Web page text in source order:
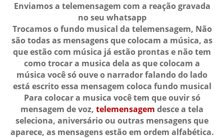
Enviamos a telemensagem com a reação gravada
no seu whatsapp
Trocamos o fundo musical da telemensagem, Não
são todas as mensagens que colocam a música, as
que estão com música já estão prontas e não tem
como trocar a musica dela as que colocam a
música você só ouve o narrador falando do lado
está escrito essa mensagem coloca fundo musical
Para colocar a musica você tem que ouvir só
mensagem de voz, telemensagem desce a tela
seleciona, aniversário ou outras mensagens que
aparece, as mensagens estão em ordem alfabética.